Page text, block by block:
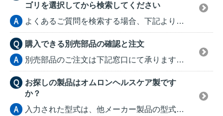
ゴリを選択してから検索してください
よくあるご質問を検索する場合、下記より商品のカテゴリを...
購入できる別売部品の確認と注文
別売部品のご注文は下記窓口にて承ります。 ご注文...
お探しの製品はオムロンヘルスケア製です
か？
入力された型式は、他メーカー製品の型式である可能性があ...